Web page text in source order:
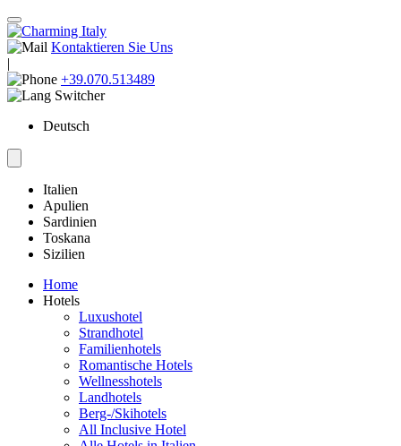
Kontaktieren Sie Uns
|
+39.070.513489
Deutsch
Italien
Apulien
Sardinien
Toskana
Sizilien
Home
Hotels
Luxushotel
Strandhotel
Familienhotels
Romantische Hotels
Wellnesshotels
Landhotels
Berg-/Skihotels
All Inclusive Hotel